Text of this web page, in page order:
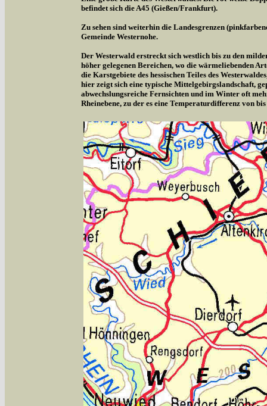
befindet sich die A45 (Gießen/Frankfurt).
Zu sehen sind weiterhin die Landesgrenzen
Gemeinde Westernohe.
Der Westerwald erstreckt sich westlich bis zu den
höher gelegenen Bereichen, wo die wärmeliebenden
die Karstgebiete des hessischen Teiles des
hier zeigt sich eine typische Mittelgebirgslandschaft,
abwechslungsreiche Fernsichten und im Winter oft
Rheinebene, zu der es eine Temperaturdifferenz von